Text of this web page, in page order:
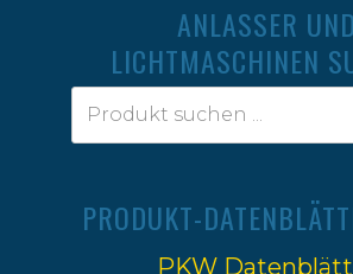
ANLASSER UND
LICHTMASCHINEN
PRODUKT-
PKW